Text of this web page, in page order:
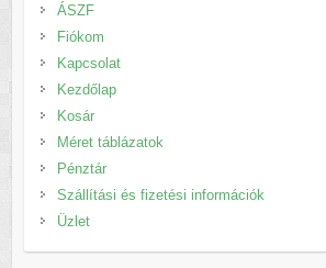
ÁSZF
Fiókom
Kapcsolat
Kezdőlap
Kosár
Méret táblázatok
Pénztár
Szállítási és fizetési információk
Üzlet